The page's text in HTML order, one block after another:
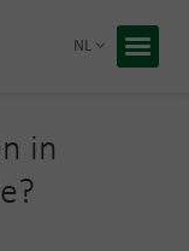
Terug
NL
in